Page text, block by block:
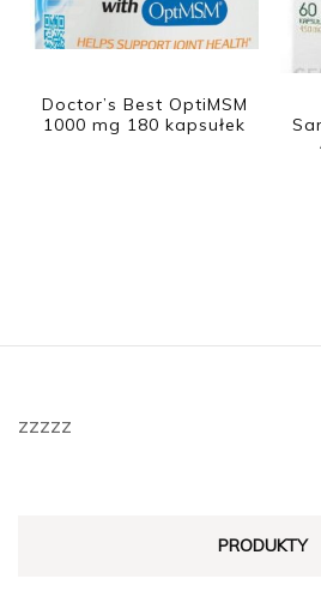
Doctor’s Best OptiMSM
1000 mg 180 kapsułek
zzzzz
PRODUKTY